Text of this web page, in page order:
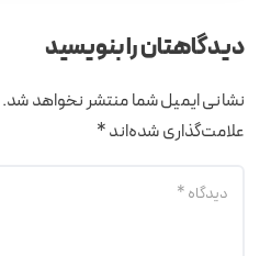
دیدگاهتان را بنویسید
نشانی ایمیل شما منتشر نخواهد شد.
علامت‌گذاری شده‌اند*